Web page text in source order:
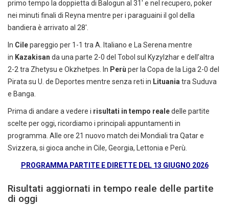
primo tempo la doppietta di Balogun al 31′ e nel recupero, poker
nei minuti finali di Reyna mentre per i paraguaini il gol della
bandiera è arrivato al 28′.
In Cilepareggio per 1-1 tra A. Italiano e La Serena mentre
in Kazakisan da una parte 2-0 del Tobol sul Kyzylzhar e dell’altra
2-2 tra Zhetysu e Okzhetpes. In Perù per la Copa de la Liga 2-0 del
Pirata su U. de Deportes mentre senza reti in Lituania tra Suduva
e Banga.
Prima di andare a vedere i risultati in tempo realedelle partite
scelte per oggi, ricordiamo i principali appuntamenti in
programma. Alle ore 21 nuovo match dei Mondiali tra Qatar e
Svizzera, si gioca anche in Cile, Georgia, Lettonia e Perù.
PROGRAMMA PARTITE E DIRETTE DEL 13 GIUGNO 2026
Risultati aggiornati in tempo reale delle partite
di oggi